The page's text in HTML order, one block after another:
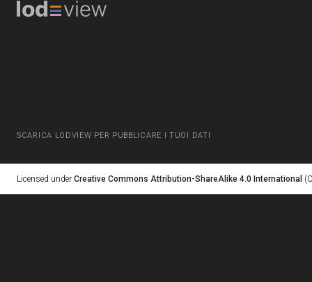
SCARICA LODVIEW PER PUBBLICARE I TUOI DATI
Licensed under Creative Commons Attribution-ShareAlike 4.0 International